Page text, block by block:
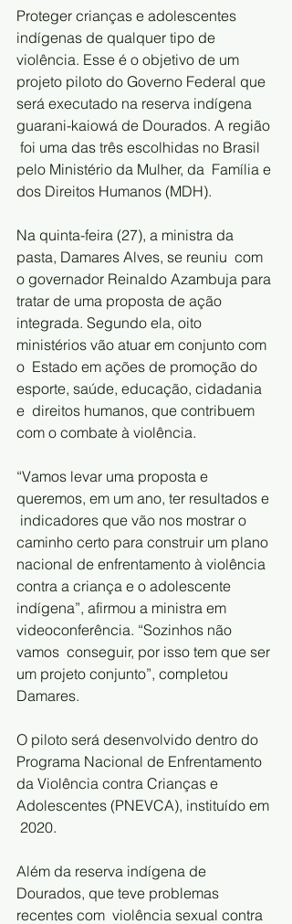
Proteger crianças e adolescentes
indígenas de qualquer tipo de
violência. Esse é o objetivo de um
projeto piloto do Governo Federal que
será executado na reserva indígena
guarani-kaiowá de Dourados. A região
foi uma das três escolhidas no Brasil
pelo Ministério da Mulher, da  Família e
dos Direitos Humanos (MDH).
Na quinta-feira (27), a ministra da
pasta, Damares Alves, se reuniu  com
o governador Reinaldo Azambuja para
tratar de uma proposta de ação
integrada. Segundo ela, oito
ministérios vão atuar em conjunto com
o  Estado em ações de promoção do
esporte, saúde, educação, cidadania
e  direitos humanos, que contribuem
com o combate à violência.
“Vamos levar uma proposta e
queremos, em um ano, ter resultados e
indicadores que vão nos mostrar o
caminho certo para construir um plano
nacional de enfrentamento à violência
contra a criança e o adolescente
indígena”, afirmou a ministra em
videoconferência. “Sozinhos não
vamos  conseguir, por isso tem que ser
um projeto conjunto”, completou
Damares.
O piloto será desenvolvido dentro do
Programa Nacional de Enfrentamento
da Violência contra Crianças e
Adolescentes (PNEVCA), instituído em
2020.
Além da reserva indígena de
Dourados, que teve problemas
recentes com  violência sexual contra